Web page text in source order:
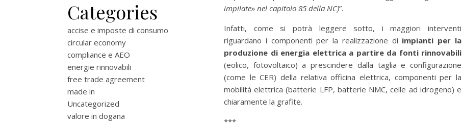
Categories
accise e imposte di consumo
circular economy
compliance e AEO
energie rinnovabili
free trade agreement
made in
Uncategorized
valore in dogana
impilate» nel capitolo 85 della NC)”.
Infatti, come si potrà leggere sotto, i maggiori interventi
riguardano i componenti per la realizzazione di impianti per la
produzione di energia elettrica a partire da fonti rinnovabili
(eolico, fotovoltaico) a prescindere dalla taglia e configurazione
(come le CER) della relativa officina elettrica, componenti per la
mobilità elettrica (batterie LFP, batterie NMC, celle ad idrogeno) e
chiaramente la grafite.
***